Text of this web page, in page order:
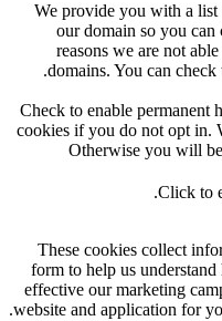
We provide you with a list
our domain so you
reasons we are not
domains. You can
Check to enable permanent
cookies if you do not opt in.
Otherwise you will
Click to
These cookies collect
form to help us
effective our marketing
website and application for